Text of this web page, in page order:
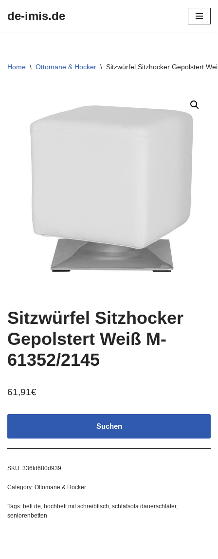
de-imis.de
Home \ Ottomane & Hocker \ Sitzwürfel Sitzhocker Gepolstert
Sitzwürfel Sitzhocker
Gepolstert Weiß M-
61352/2145
61,91€
Suchen
SKU: 336fd680d939
Category: Ottomane & Hocker
Tags: bett de, hochbett mit schreibtisch, schlafsofa dauerschläfer,
seniorenbetten